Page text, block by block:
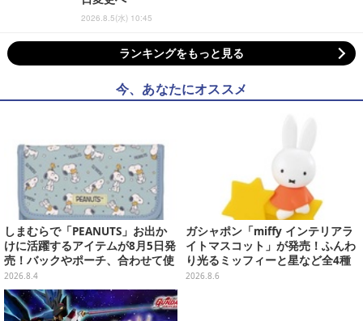
2026.8.5(水) 10:45
ランキングをもっと見る
今、あなたにオススメ
しまむらで「PEANUTS」お出か
けに活躍するアイテムが8月5日発
売！バックやポーチ、合わせて使
いたいリール付きカラビナなど
2026.8.4
ガシャポン「miffy インテリアラ
イトマスコット」が発売！ふんわ
り光るミッフィーと星など全4種
ラインナップ
2026.8.6